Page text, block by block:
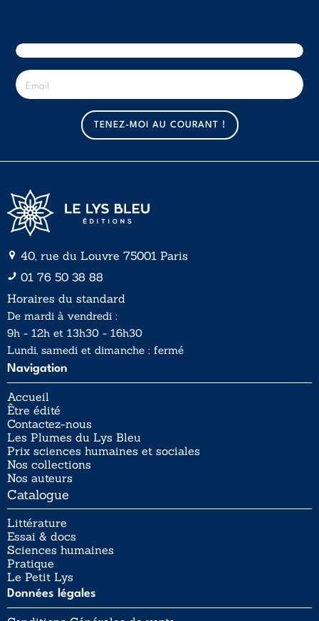
E
-
m
TENEZ-MOI AU COURANT !
40, rue du Louvre 75001 Paris
01 76 50 38 88
Horaires du standard
De mardi à vendredi :
9h - 12h et 13h30 - 16h30
Lundi, samedi et dimanche : fermé
Navigation
Accueil
Être édité
Contactez-nous
Les Plumes du Lys Bleu
Prix sciences humaines et sociales
Nos collections
Nos auteurs
Catalogue
Littérature
Essai & docs
Sciences humaines
Pratique
Le Petit Lys
Données légales